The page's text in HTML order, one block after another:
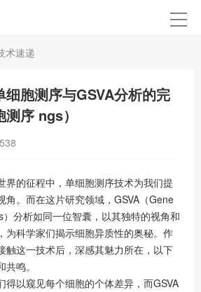
术速递
细胞测序与GSVA分析的完
序 ngs）
538
界的征程中，单细胞测序技术为我们提
角。而在这片研究领域，GSVA（Gene
分析如同一位智囊，以其独特的视角和
为科学家们揭示细胞异质性的奥秘。作
触这一技术后，深感其魅力所在，以下
鸣。
得以窥见每个细胞的个体差异，而GSVA